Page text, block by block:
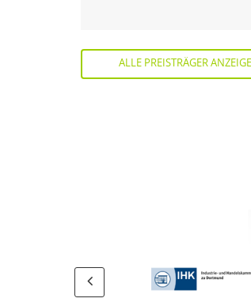
ALLE PREISTRÄGER